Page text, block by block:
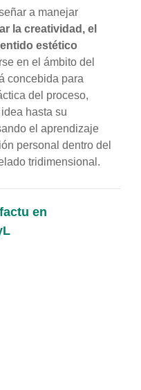
a manejar
la creatividad, el
estético
en el ámbito del
concebida para
del proceso,
hasta su
el aprendizaje
personal dentro del
tridimensional.
en